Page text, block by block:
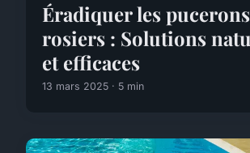
Éradiquer les
rosiers : Solutions
et efficaces
13 mars 2025 · 5 min